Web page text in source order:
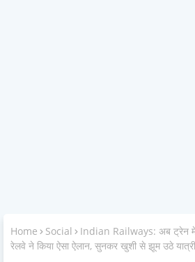
Home Social
Indian Railways: अब ट्रेन में
रेलवे ने किया ऐसा ऐलान, सुनकर खुशी से झूम उठे यात्री